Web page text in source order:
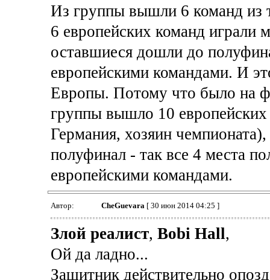
Из группы вышли 6 команд из
6 европейских команд играли
оставшиеся дошли до
европейскими командами. И
Европы. Потому что было на
группы вышло 10
Германия, хозяин
полуфинал - так все 4 места
европейскими командами.
Автор: CheGuevara [ 30 июн 2014 04:25 ]
Злой реалист, Bobi Hall,
Ой да ладно...
Защитник действительно